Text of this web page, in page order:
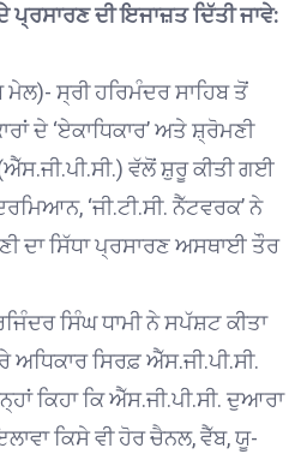
ਪ੍ਰਸਾਰਣ ਦੀ ਇਜਾਜ਼ਤ ਦਿੱਤੀ ਜਾਵੇ:
ਸ੍ਰੀ ਹਰਿਮੰਦਰ ਸਾਹਿਬ ਤੋਂ
ਦੇ ‘ਏਕਾਧਿਕਾਰ’ ਅਤੇ ਸ਼੍ਰੋਮਣੀ
ਵੱਲੋਂ ਸ਼ੁਰੂ ਕੀਤੀ ਗਈ
‘ਜੀ.ਟੀ.ਸੀ. ਨੈੱਟਵਰਕ’ ਨੇ
ਦਾ ਸਿੱਧਾ ਪ੍ਰਸਾਰਣ ਅਸਥਾਈ ਤੌਰ
ਸਿੰਘ ਧਾਮੀ ਨੇ ਸਪੱਸ਼ਟ ਕੀਤਾ
ਅਧਿਕਾਰ ਸਿਰਫ਼ ਐੱਸ.ਜੀ.ਪੀ.ਸੀ.
ਕਿਹਾ ਕਿ ਐੱਸ.ਜੀ.ਪੀ.ਸੀ. ਦੁਆਰਾ
ਕਿਸੇ ਵੀ ਹੋਰ ਚੈਨਲ, ਵੈੱਬ, ਯੂ-